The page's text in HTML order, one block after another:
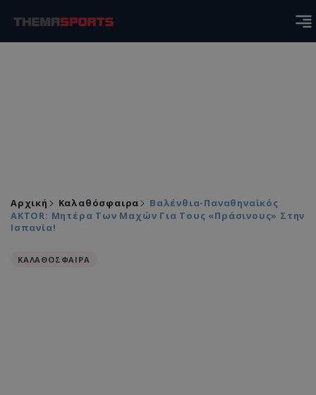
Αρχική Καλαθόσφαιρα
Βαλένθια-Παναθηναϊκός
AKTOR: Μητέρα Των Μαχών Για Τους «πράσινους» Στην
Ισπανία!
ΚΑΛΑΘΟΣΦΑΙΡΑ